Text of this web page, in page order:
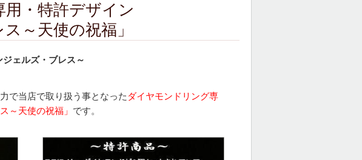
・特許デザイン
～天使の祝福」
ジェルズ・ブレス～
で当店で取り扱う事となった ダイヤモンドリング専
～天使の祝福」 です。